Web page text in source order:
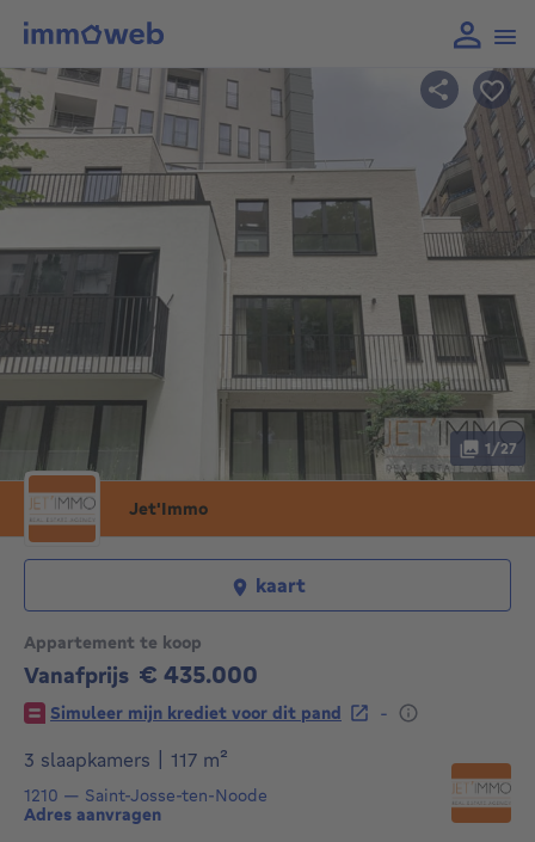
Appartement te koop
Vanafprijs € 435.000
435000€
Simuleer mijn krediet voor dit pand
-
3 slaapkamers
117 m²
1210 — Saint-Josse-ten-Noode
Adres aanvragen
Jet'Immo
1/27
kaart